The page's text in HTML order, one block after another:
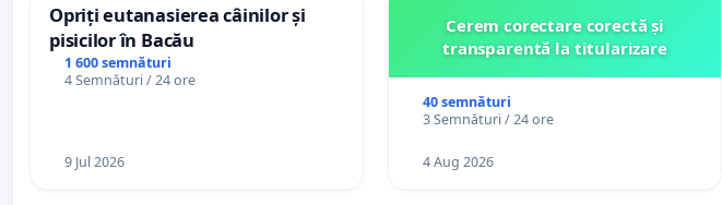
Opriți eutanasierea câinilor și
pisicilor în Bacău
1 600 semnături
4 Semnături / 24 ore
9 Jul 2026
Cerem corectare corectă și
transparentă la titularizare
40 semnături
3 Semnături / 24 ore
4 Aug 2026